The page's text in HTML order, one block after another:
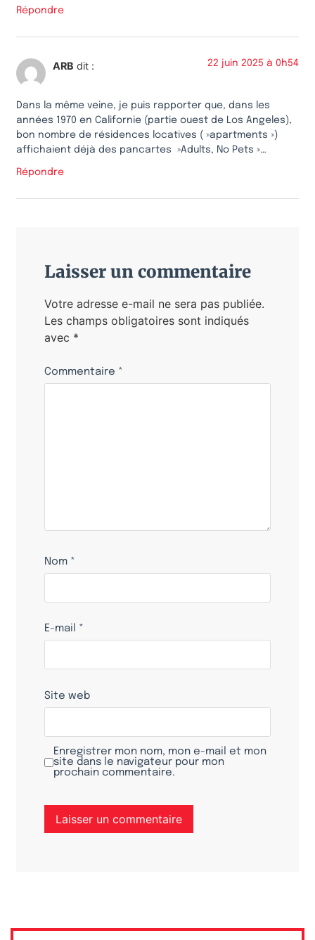
Répondre
ARB dit : 22 juin 2025 à 0h54
Dans la même veine, je puis rapporter que, dans les
années 1970 en Californie (partie ouest de Los Angeles),
bon nombre de résidences locatives ( »apartments »)
affichaient déjà des pancartes »Adults, No Pets »…
Répondre
Laisser un commentaire
Votre adresse e-mail ne sera pas publiée.
Les champs obligatoires sont indiqués
avec *
Commentaire *
Nom *
E-mail *
Site web
Enregistrer mon nom, mon e-mail et mon
site dans le navigateur pour mon
prochain commentaire.